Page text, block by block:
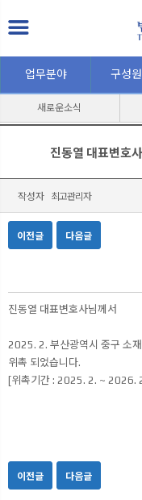
업무분야 구성
새로운소식
진동열 대표변호
작성자 최고관리자
이전글 다음글
본문
진동열 대표변호사님께서
2025. 2. 부산광역시 중구 소
위촉 되었습니다.
[위촉기간 : 2025. 2. ~ 2026.
이전글 다음글